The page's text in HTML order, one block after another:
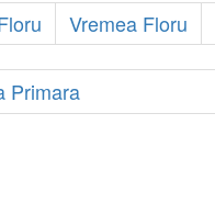
Vremea Floru
Primara